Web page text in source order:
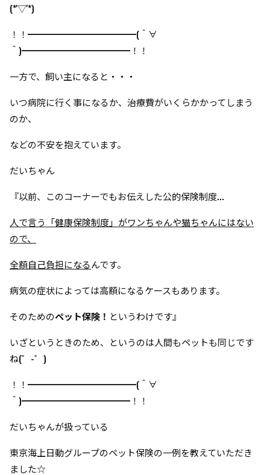
(*'▽'*)
！！━━━━━━━━━━━━(＾∀
＾)━━━━━━━━━━━━！！
一方で、飼い主になると・・・
いつ病院に行く事になるか、治療費がいくらかかってしまう
のか、
などの不安を抱えています。
だいちゃん
『以前、このコーナーでもお伝えした公的保険制度...
人で言う「健康保険制度」がワンちゃんや猫ちゃんにはない
ので、
全額自己負担になるんです。
病気の症状によっては高額になるケースもあります。
そのためのペット保険！ というわけです』
いざというときのため、というのは人間もペットも同じです
ね(゜-゜)
！！━━━━━━━━━━━━(＾∀
＾)━━━━━━━━━━━━！！
だいちゃんが扱っている
東京海上日動グループのペット保険の一例を教えていただき
ました☆